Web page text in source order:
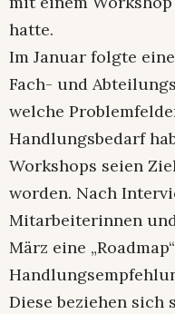
hatte.
Im Januar folgte
Fach- und
welche
Handlungsbedarf
Workshops seien
worden. Nach
Mitarbeiterinnen
März eine
Diese beziehen sich